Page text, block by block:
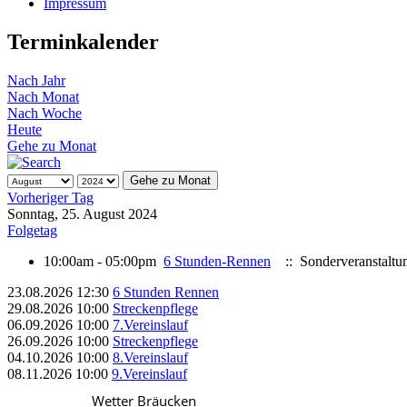
Terminkalender
Nach Jahr
Nach Monat
Nach Woche
Heute
Gehe zu Monat
Gehe zu Monat
Vorheriger Tag
Sonntag, 25. August 2024
Folgetag
10:00am - 05:00pm 6 Stunden-Rennen
::
23.08.2026 12:30 6 Stunden Rennen
29.08.2026 10:00 Streckenpflege
06.09.2026 10:00 7.Vereinslauf
26.09.2026 10:00 Streckenpflege
04.10.2026 10:00 8.Vereinslauf
08.11.2026 10:00 9.Vereinslauf
Wetter Bräucken